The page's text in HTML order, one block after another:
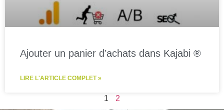
Ajouter un panier d’achats dans Kajabi ®
LIRE L'ARTICLE COMPLET »
1 2